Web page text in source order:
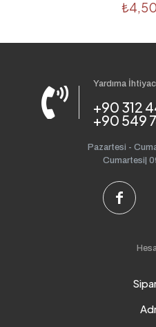
₺
Yardıma
+90 312
+90 549
Pazartesi -
Cumartesi|